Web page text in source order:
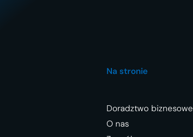
Na stronie
Doradztwo biznesowe
O nas